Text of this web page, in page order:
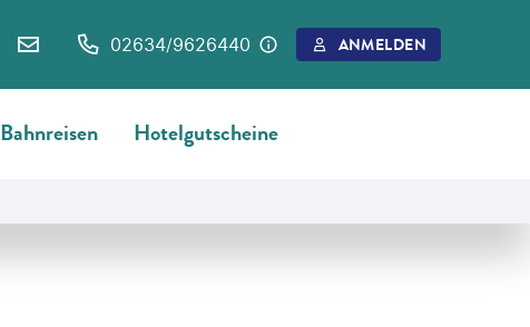
02634/9626440 ANMELDEN
Bahnreisen Hotelgutscheine